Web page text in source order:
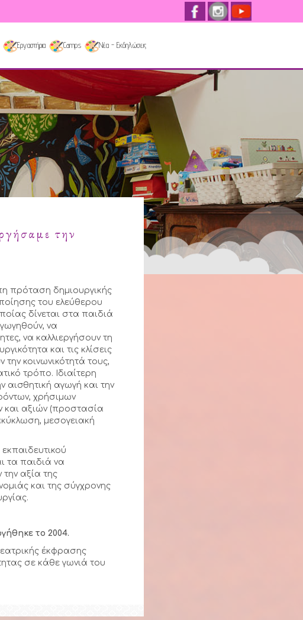
Εργαστήρια Camps Νέα - Εκδηλώσεις
την
πρόταση δημιουργικής
του ελεύθερου
δίνεται στα παιδιά
να
να καλλιεργήσουν τη
και τις κλίσεις
κοινωνικότητά τους,
τρόπο. Ιδιαίτερη
αισθητική αγωγή και την
χρήσιμων
και αξιών (προστασία
μεσογειακή
τα παιδιά να
αξία της
και της σύγχρονης
το 2004.
έκφρασης
σε κάθε γωνιά του